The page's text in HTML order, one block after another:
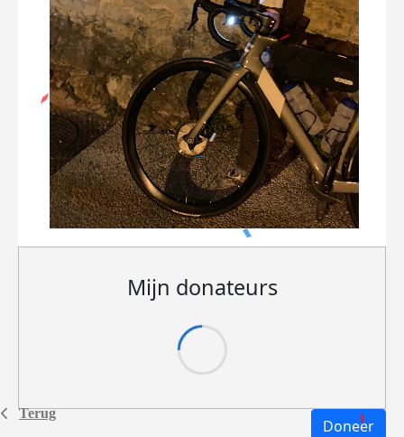
Terug
Mijn donateurs
Doneer